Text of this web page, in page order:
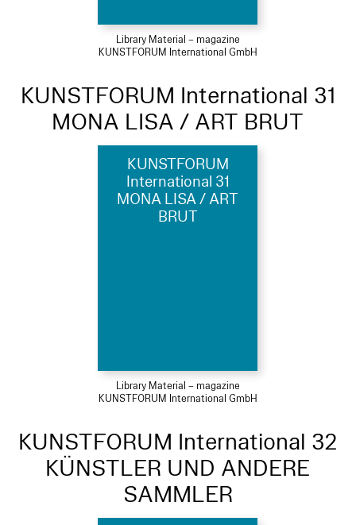
Library Material – magazine
KUNSTFORUM International GmbH
KUNSTFORUM International 31
MONA LISA / ART BRUT
KUNSTFORUM
International 31
MONA LISA / ART
BRUT
Library Material – magazine
KUNSTFORUM International GmbH
KUNSTFORUM International 32
KÜNSTLER UND ANDERE
SAMMLER